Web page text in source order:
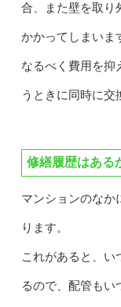
合、また壁を取り
かかってしまいま
なるべく費用を抑
うときに同時に交
修繕履歴はある
マンションのなか
ります。
これがあると、い
るので、配管もい